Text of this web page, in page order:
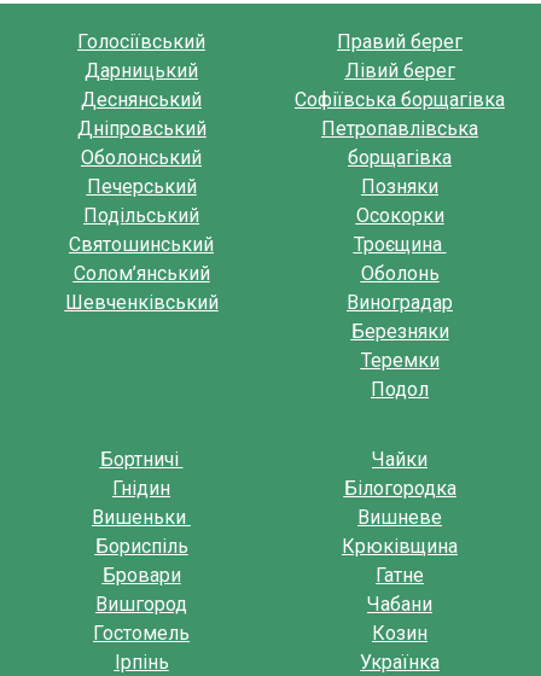
Голосіївський
Дарницький
Деснянський
Дніпровський
Оболонський
Печерський
Подільський
Святошинський
Солом’янський
Шевченківський
Правий берег
Лівий берег
Софіївська борщагівка
Петропавлівська
борщагівка
Позняки
Осокорки
Троєщина
Оболонь
Виноградар
Березняки
Теремки
Подол
Бортничі
Гнідин
Вишеньки
Бориспіль
Бровари
Вишгород
Гостомель
Ірпінь
Чайки
Білогородка
Вишневе
Крюківщина
Гатне
Чабани
Козин
Українка